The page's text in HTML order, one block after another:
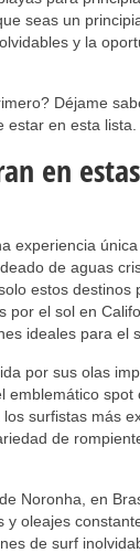
seas un
y la
Déjame
en esta lista.
en
experiencia
de aguas
estos destinos
por el sol en
ideales para el
por sus olas
surfistas más
de
Noronha, en
oleajes
de surf